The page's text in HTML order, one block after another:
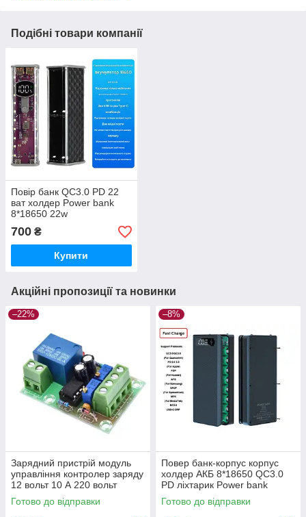
Подібні товари компанії
Повір банк QC3.0 PD 22
ват холдер Power bank
8*18650 22w
700 ₴
Купити
Акційні пропозиції та новинки
–22%
Зарядний пристрій модуль
управління контролер заряду
12 вольт 10 А 220 вольт
Готово до відправки
–8%
Повер банк-корпус корпус
холдер АКБ 8*18650 QC3.0
PD ліхтарик Power bank
Готово до відправки